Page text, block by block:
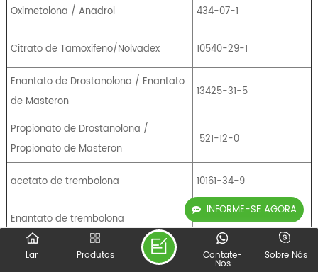
INFORME-SE AGORA
Oximetolona / Anadrol 434-07-1
Citrato de Tamoxifeno/Nolvadex 10540-29-1
Enantato de Drostanolona / Enantato
de Masteron
13425-31-5
Propionato de Drostanolona /
Propionato de Masteron
521-12-0
acetato de trembolona 10161-34-9
Enantato de trembolona 1629618-98-9
Trenbolone Hexahydrobenzyl
23454-33-3
Lar Produtos Sobre Nós
Contate-
Nos